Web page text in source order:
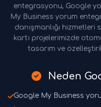
entegrasyonu, Google
My Business yorum
danışmanlığı
kartı projelerimizde
tasarım ve
Neden
Google My Business